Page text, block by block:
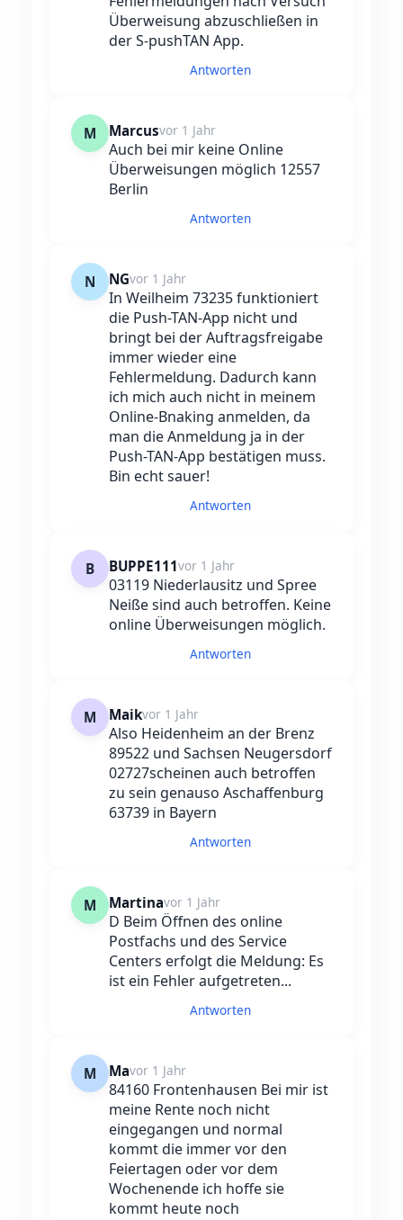
Überweisung abzuschließen in
der S-pushTAN App.
Antworten
M Marcusvor 1 Jahr
Auch bei mir keine Online
Überweisungen möglich 12557
Berlin
Antworten
N NGvor 1 Jahr
In Weilheim 73235 funktioniert
die Push-TAN-App nicht und
bringt bei der Auftragsfreigabe
immer wieder eine
Fehlermeldung. Dadurch kann
ich mich auch nicht in meinem
Online-Bnaking anmelden, da
man die Anmeldung ja in der
Push-TAN-App bestätigen muss.
Bin echt sauer!
Antworten
B BUPPE111vor 1 Jahr
03119 Niederlausitz und Spree
Neiße sind auch betroffen. Keine
online Überweisungen möglich.
Antworten
M Maikvor 1 Jahr
Also Heidenheim an der Brenz
89522 und Sachsen Neugersdorf
02727scheinen auch betroffen
zu sein genauso Aschaffenburg
63739 in Bayern
Antworten
M Martinavor 1 Jahr
D Beim Öffnen des online
Postfachs und des Service
Centers erfolgt die Meldung: Es
ist ein Fehler aufgetreten...
Antworten
M Mavor 1 Jahr
84160 Frontenhausen Bei mir ist
meine Rente noch nicht
eingegangen und normal
kommt die immer vor den
Feiertagen oder vor dem
Wochenende ich hoffe sie
kommt heute noch